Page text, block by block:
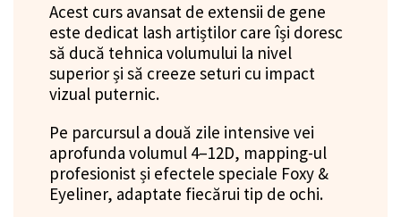
Acest curs avansat de extensii de gene
este dedicat lash artiștilor care își doresc
să ducă tehnica volumului la nivel
superior și să creeze seturi cu impact
vizual puternic.
Pe parcursul a două zile intensive vei
aprofunda volumul 4–12D, mapping-ul
profesionist și efectele speciale Foxy &
Eyeliner, adaptate fiecărui tip de ochi.